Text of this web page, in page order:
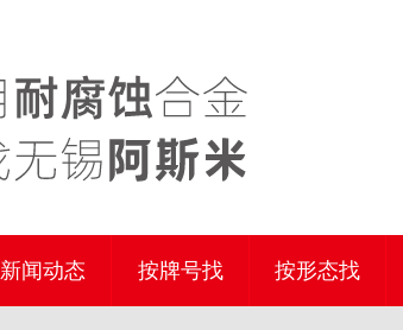
新闻动态 按牌号找 按形态找